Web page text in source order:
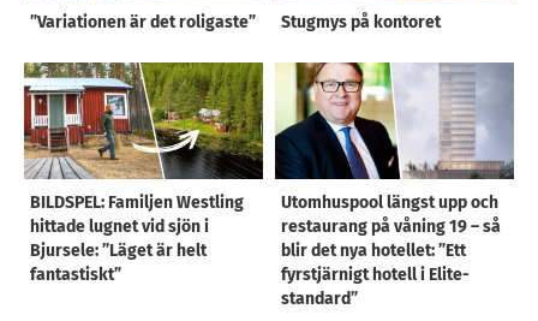
”Variationen är det roligaste” Stugmys på kontoret
BILDSPEL: Familjen Westling
hittade lugnet vid sjön i
Bjursele: ”Läget är helt
fantastiskt”
Utomhuspool längst upp och
restaurang på våning 19 – så
blir det nya hotellet: ”Ett
fyrstjärnigt hotell i Elite-
standard”